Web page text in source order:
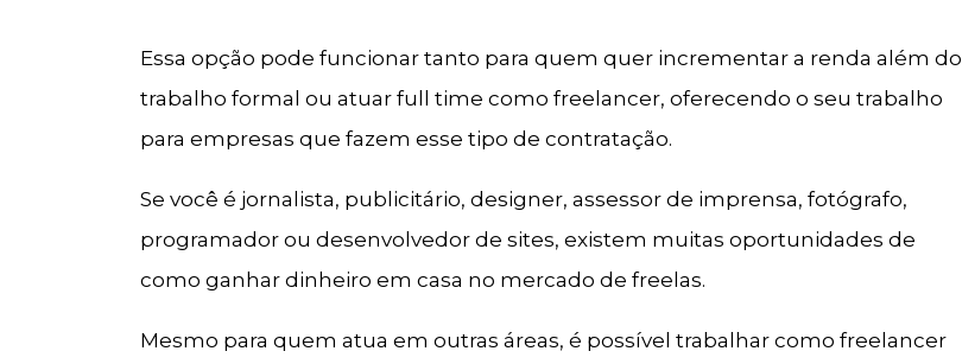
Essa opção pode funcionar tanto para quem quer incrementar a renda além do
trabalho formal ou atuar full time como freelancer, oferecendo o seu trabalho
para empresas que fazem esse tipo de contratação.
Se você é jornalista, publicitário, designer, assessor de imprensa, fotógrafo,
programador ou desenvolvedor de sites, existem muitas oportunidades de
como ganhar dinheiro em casa no mercado de freelas.
Mesmo para quem atua em outras áreas, é possível trabalhar como freelancer